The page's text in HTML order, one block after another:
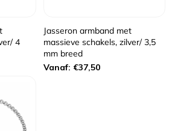
4
Jasseron armband met
massieve schakels, zilver/ 3,5
mm breed
Normale
Vanaf: €37,50